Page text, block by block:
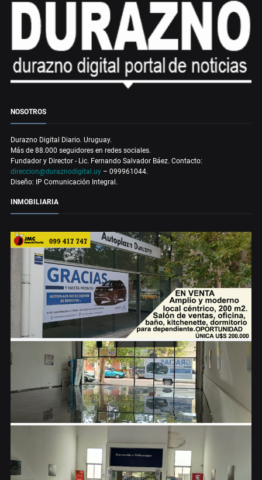
NOSOTROS
Durazno Digital Diario. Uruguay.
Más de 88.000 seguidores en redes sociales.
Fundador y Director - Lic. Fernando Salvador Báez. Contacto:
direccion@duraznodigital.uy – 099961044.
Diseño: IP Comunicación Integral.
INMOBILIARIA